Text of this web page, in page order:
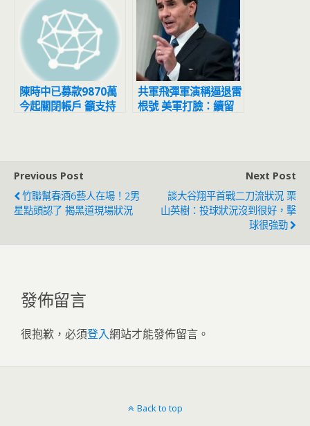
陳時中已募款9870萬
今起關閉帳戶 籲支持
共軍飛彈軍演稱逼退雷
根號 美軍打臉：續留
Previous Post
竹聯幫春酒6藝人在場！2男
星點頭認了 揭黑道現場狀況
Next Post
談大谷翔平首戰二刀流狀況 栗
山英樹：投球狀況沒到很好，擊
球很強勁
發佈留言
很抱歉，必須登入網站才能發佈留言。
Back to top